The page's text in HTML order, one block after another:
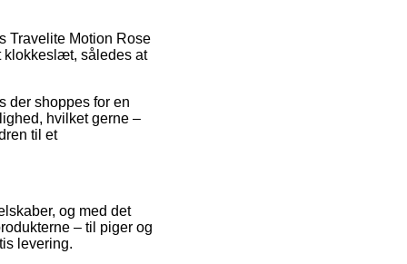
Travelite Motion Rose
klokkeslæt, således at
der shoppes for en
hvilket gerne –
til et
og med det
– til piger og
levering.